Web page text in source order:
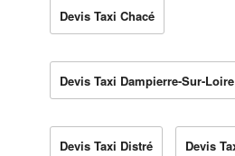
Devis Taxi Chacé
Devis Taxi Dampierre-Sur-Loire
Devis Taxi Distré Devis